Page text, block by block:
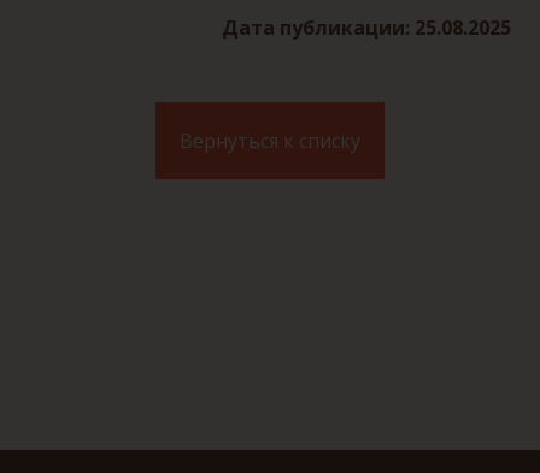
Дата публикации: 25.08.2025
Вернуться к списку